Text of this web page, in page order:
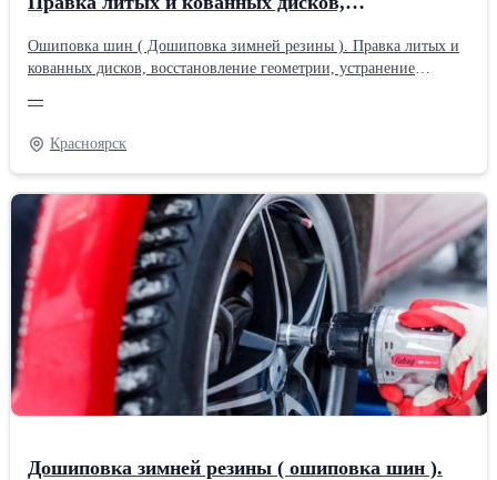
"восьмерок". Скуп
Ошиповка шин ( Дошиповка зимней резины ). Правка литых и
кованных дисков, восстановление геометрии, устранение
—
Красноярск
Дошиповка зимней резины ( ошиповка шин ).